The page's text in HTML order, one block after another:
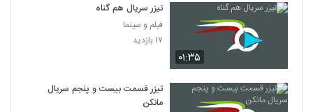
۰۱:۳۵
تیزر سریال هم گناه
فیلم و سینما
۱۷ بازدید
تیزر قسمت بیست و پنجم سریال
مانکن